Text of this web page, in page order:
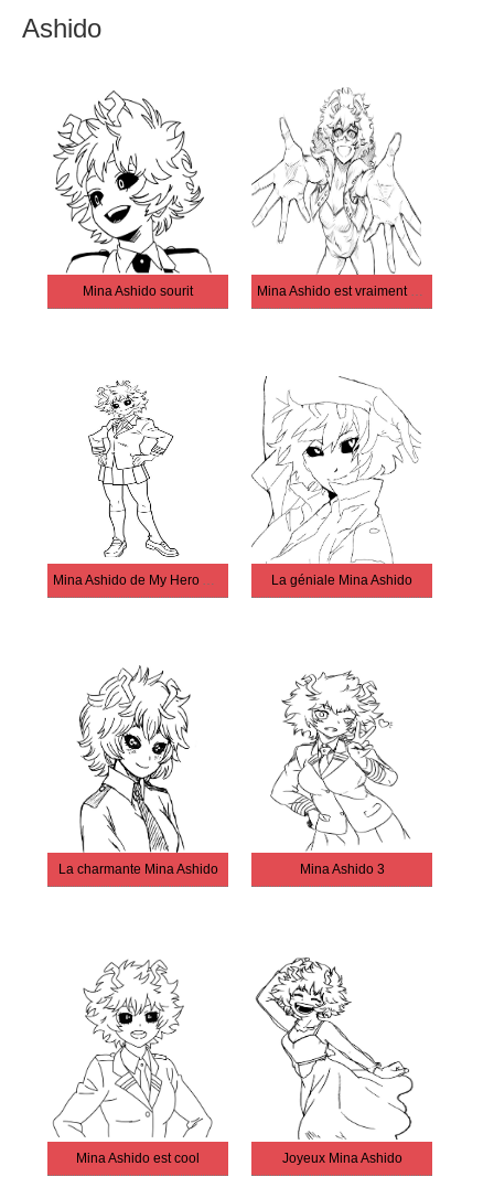
Ashido
Mina Ashido sourit Mina Ashido est vraiment cool
Mina Ashido de My Hero Academia La géniale Mina Ashido
La charmante Mina Ashido Mina Ashido 3
Mina Ashido est cool Joyeux Mina Ashido